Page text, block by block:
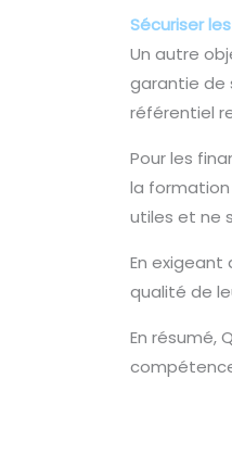
Sécuriser
Un autre
garantie de
référentiel
Pour les
la formation
utiles et ne
En
qualité de
En résumé,